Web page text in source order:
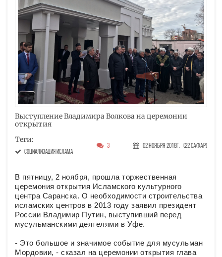
Выступление Владимира Волкова на церемонии
открытия
Теги:
социализация ислама
3 02 Ноября 2018г. (22 Сафар)
В пятницу, 2 ноября, прошла торжественная
церемония открытия Исламского культурного
центра Саранска. О необходимости строительства
исламских центров в 2013 году заявил президент
России Владимир Путин, выступивший перед
мусульманскими деятелями в Уфе.
- Это большое и значимое событие для мусульман
Мордовии, - сказал на церемонии открытия глава